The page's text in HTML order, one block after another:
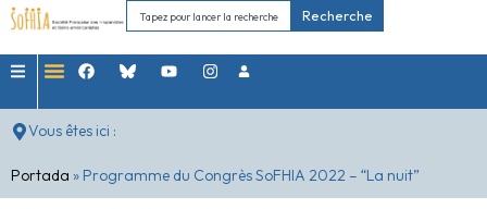
Recherche
Vous êtes ici :
Portada » Programme du Congrès SoFHIA 2022 – “La nuit”